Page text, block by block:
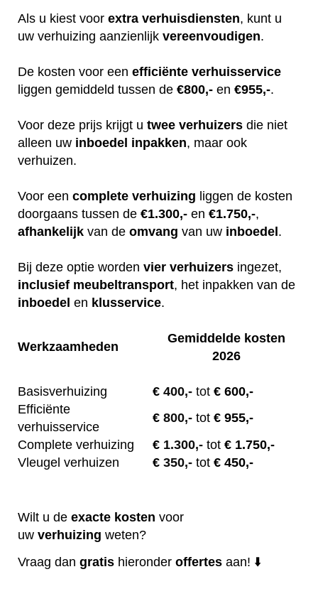
Als u kiest voor extra verhuisdiensten, kunt u
uw verhuizing aanzienlijk vereenvoudigen.
De kosten voor een efficiënte verhuisservice
liggen gemiddeld tussen de €800,- en €955,-.
Voor deze prijs krijgt u twee verhuizers die niet
alleen uw inboedel inpakken, maar ook
verhuizen.
Voor een complete verhuizing liggen de kosten
doorgaans tussen de €1.300,- en €1.750,-,
afhankelijk van de omvang van uw inboedel .
Bij deze optie worden vier verhuizers ingezet,
inclusief meubeltransport, het inpakken van de
inboedel en klusservice.
Werkzaamheden
Gemiddelde kosten
2026
Basisverhuizing € 400,- tot € 600,-
Efficiënte
verhuisservice
€ 800,- tot € 955,-
Complete verhuizing
€ 1.300,- tot € 1.750,-
Vleugel verhuizen
€ 350,- tot € 450,-
Wilt u de exacte kosten voor
uw verhuizing weten?
Vraag dan gratis hieronder offertes aan! ⬇️